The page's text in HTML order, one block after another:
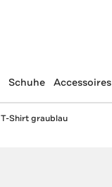
Schuhe Accessoires
T-Shirt graublau